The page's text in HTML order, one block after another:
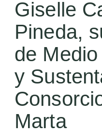
Giselle
Pineda,
de
y
Marta